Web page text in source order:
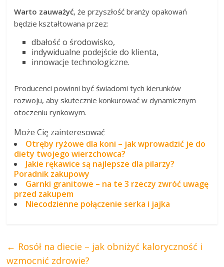
Warto zauważyć, że przyszłość branży opakowań
będzie kształtowana przez:
dbałość o środowisko,
indywidualne podejście do klienta,
innowacje technologiczne.
Producenci powinni być świadomi tych kierunków
rozwoju, aby skutecznie konkurować w dynamicznym
otoczeniu rynkowym.
Może Cię zainteresować
Otręby ryżowe dla koni – jak wprowadzić je do
diety twojego wierzchowca?
Jakie rękawice są najlepsze dla pilarzy?
Poradnik zakupowy
Garnki granitowe – na te 3 rzeczy zwróć uwagę
przed zakupem
Niecodzienne połączenie serka i jajka
← Rosół na diecie – jak obniżyć kaloryczność i
wzmocnić zdrowie?